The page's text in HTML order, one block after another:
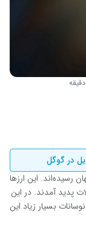
در گوگل
رسیده‌اند. این ارزها
پدید آمدند. در این
بسیار زیاد این